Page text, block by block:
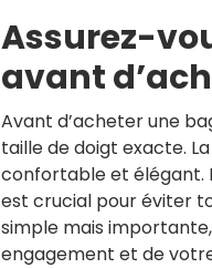
Assurez-
avant
Avant d’acheter une
taille de doigt exacte.
confortable et élégant.
est crucial pour éviter
simple mais
engagement et de